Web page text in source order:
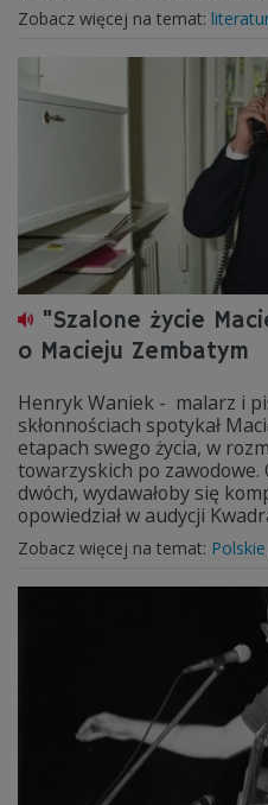
Zobacz więcej na temat:
"Szalone życie
o Macieju Zembatym
Henryk Waniek - malarz i
skłonnościach spotykał
etapach swego życia, w
towarzyskich po zawodowe.
dwóch, wydawałoby się
opowiedział w audycji
Zobacz więcej na temat: